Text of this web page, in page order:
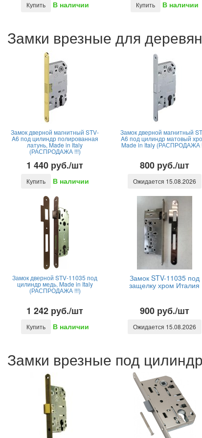
Купить В наличии Купить В наличии
Замки врезные для
Замок дверной магнитный STV-
A6 под цилиндр полированная
латунь, Made in Italy
(РАСПРОДАЖА !!!)
1 440 руб./шт
Купить В наличии
Замок дверной магнитный
A6 под цилиндр матовый
Made in Italy (РАСПРОДАЖА
800 руб./шт
Ожидается 15.08.2026
Замок дверной STV-11035 под
цилиндр медь, Made in Italy
(РАСПРОДАЖА !!!)
1 242 руб./шт
Купить В наличии
Замок STV-11035 под
защелку хром Италия
900 руб./шт
Ожидается 15.08.2026
Замки врезные под